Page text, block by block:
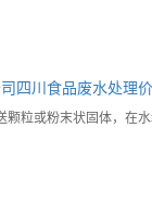
四川食品废水处理
粒或粉末状固体，在